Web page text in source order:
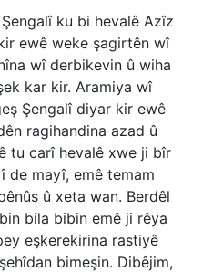
ku bi hevalê Azîz
ewê weke şagirtên wî
wî derbikevin û wiha
kar kir. Aramiya wî
Şengalî diyar kir ewê
ragihandina azad û
tu carî hevalê xwe ji bîr
de mayî, emê temam
û xeta wan. Berdêl
bila bibin emê ji rêya
eşkerekirina rastiyê
bimeşin. Dibêjim,